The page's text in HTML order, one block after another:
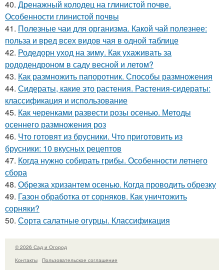
40. Дренажный колодец на глинистой почве.
Особенности глинистой почвы
41. Полезные чаи для организма. Какой чай полезнее:
польза и вред всех видов чая в одной таблице
42. Родедорн уход на зиму. Как ухаживать за
рододендроном в саду весной и летом?
43. Как размножить папоротник. Способы размножения
44. Сидераты, какие это растения. Растения-сидераты:
классификация и использование
45. Как черенками развести розы осенью. Методы
осеннего размножения роз
46. Что готовят из брусники. Что приготовить из
брусники: 10 вкусных рецептов
47. Когда нужно собирать грибы. Особенности летнего
сбора
48. Обрезка хризантем осенью. Когда проводить обрезку
49. Газон обработка от сорняков. Как уничтожить
сорняки?
50. Сорта салатные огурцы. Классификация
© 2026 Сад и Огород
Контакты
Пользовательское соглашение